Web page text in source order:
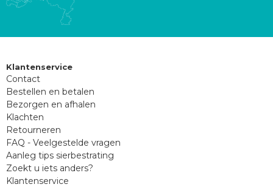
Klantenservice
Contact
Bestellen en betalen
Bezorgen en afhalen
Klachten
Retourneren
FAQ - Veelgestelde vragen
Aanleg tips sierbestrating
Zoekt u iets anders?
Klantenservice